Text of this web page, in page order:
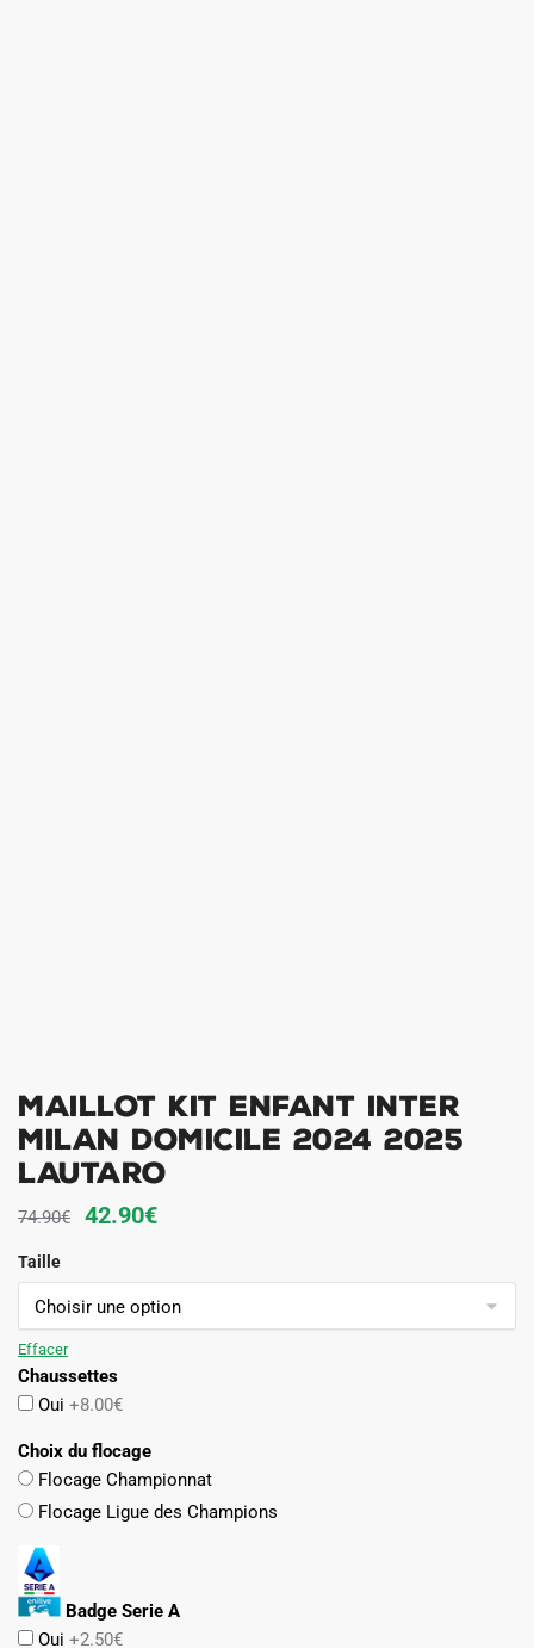
Maillot Kit Enfant Inter
Milan Domicile 2024 2025
Lautaro
74.90€
Le
initial
était :
42.90€Le
actuel
est :
Taille
Effacer
Chaussettes
Oui +8.00€
Choix du flocage
Flocage Championnat
Flocage Ligue des Champions
Badge Serie A
Oui +2.50€